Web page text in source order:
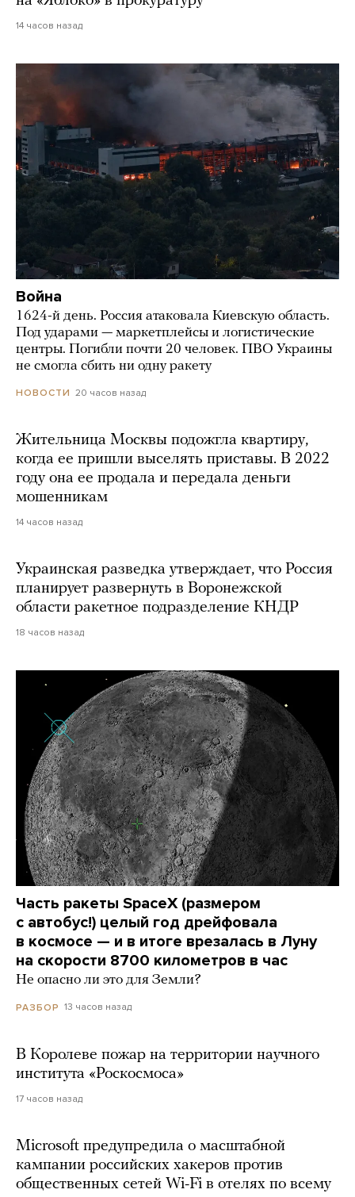
14 часов назад
Война
1624-й день. Россия атаковала Киевскую область.
Под ударами — маркетплейсы и логистические
центры. Погибли почти 20 человек. ПВО Украины
не смогла сбить ни одну ракету
НОВОСТИ 20 часов назад
Жительница Москвы подожгла квартиру,
когда ее пришли выселять приставы. В 2022
году она ее продала и передала деньги
мошенникам
14 часов назад
Украинская разведка утверждает, что Россия
планирует развернуть в Воронежской
области ракетное подразделение КНДР
18 часов назад
Часть ракеты SpaceX (размером
с автобус!) целый год дрейфовала
в космосе — и в итоге врезалась в Луну
на скорости 8700 километров в час
Не опасно ли это для Земли?
РАЗБОР 13 часов назад
В Королеве пожар на территории научного
института «Роскосмоса»
17 часов назад
Microsoft предупредила о масштабной
кампании российских хакеров против
общественных сетей Wi-Fi в отелях по всему